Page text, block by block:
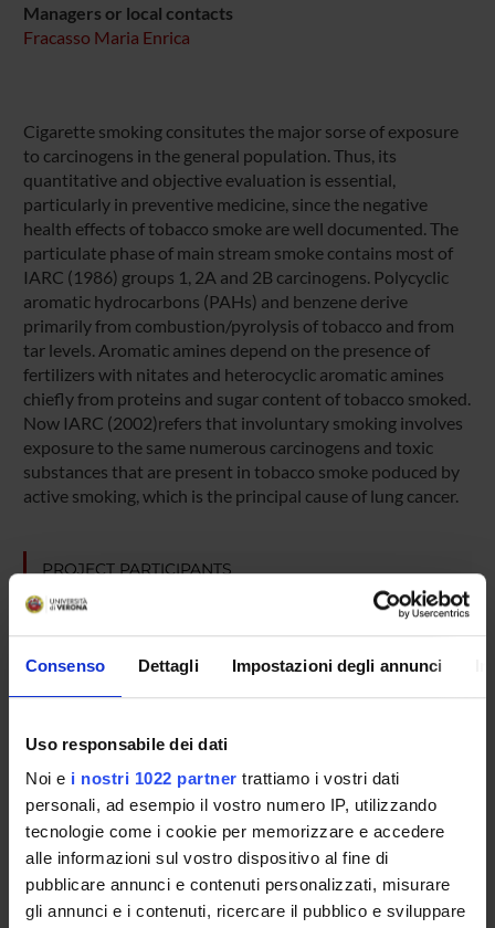
Consenso Dettagli Impostazioni degli annunci
Uso responsabile dei dati
Noi e i nostri 1022 partner trattiamo i vostri dati
personali, ad esempio il vostro numero IP, utilizzando
tecnologie come i cookie per memorizzare e accedere
alle informazioni sul vostro dispositivo al fine di
pubblicare annunci e contenuti personalizzati, misurare
gli annunci e i contenuti, ricercare il pubblico e sviluppare
Managers or local contacts
Fracasso Maria Enrica
Cigarette smoking consitutes the major sorse of exposure
to carcinogens in the general population. Thus, its
quantitative and objective evaluation is essential,
particularly in preventive medicine, since the negative
health effects of tobacco smoke are well documented. The
particulate phase of main stream smoke contains most of
IARC (1986) groups 1, 2A and 2B carcinogens. Polycyclic
aromatic hydrocarbons (PAHs) and benzene derive
primarily from combustion/pyrolysis of tobacco and from
tar levels. Aromatic amines depend on the presence of
fertilizers with nitates and heterocyclic aromatic amines
chiefly from proteins and sugar content of tobacco smoked.
Now IARC (2002)refers that involuntary smoking involves
exposure to the same numerous carcinogens and toxic
substances that are present in tobacco smoke poduced by
active smoking, which is the principal cause of lung cancer.
PROJECT PARTICIPANTS
Marzia Cerpelloni
Paola Franceschetti
Luigi Perbellini
SECTIONS
Section of Legal and Occupational Medicine Section of